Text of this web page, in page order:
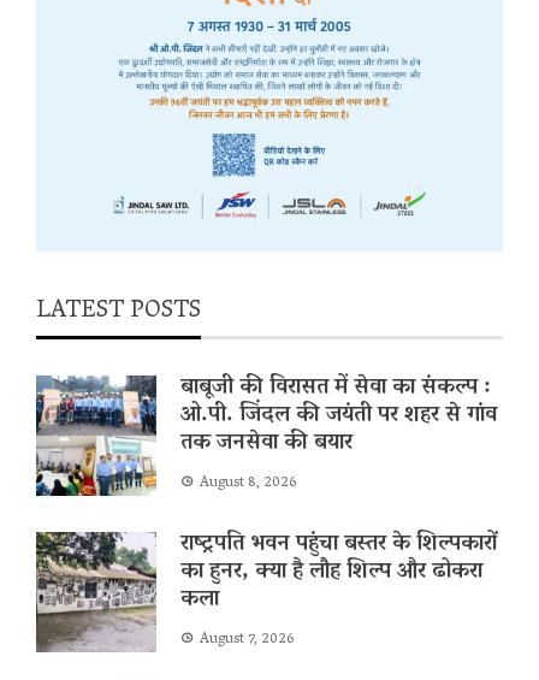
LATEST POSTS
बाबूजी की विरासत में सेवा का संकल्प :
ओ.पी. जिंदल की जयंती पर शहर से गांव
तक जनसेवा की बयार
August 8, 2026
राष्ट्रपति भवन पहुंचा बस्तर के शिल्पकारों
का हुनर, क्या है लौह शिल्प और ढोकरा
कला
August 7, 2026